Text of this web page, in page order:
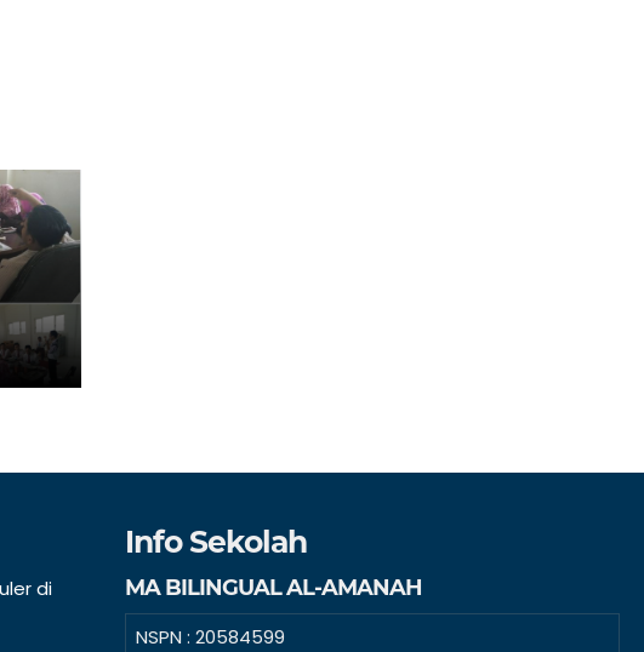
di
Info Sekolah
MA BILINGUAL AL-AMANAH
NSPN : 20584599